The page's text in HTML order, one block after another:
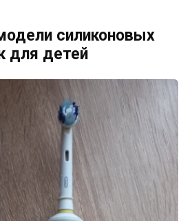
силиконовых
для детей